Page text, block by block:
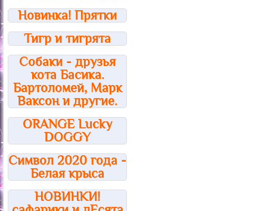
Новинка! Прятки
Тигр и тигрята
Собаки - друзья
кота Басика.
Бартоломей, Марк
Ваксон и другие.
ORANGE Lucky
DOGGY
Символ 2020 года -
Белая крыса
НОВИНКИ!